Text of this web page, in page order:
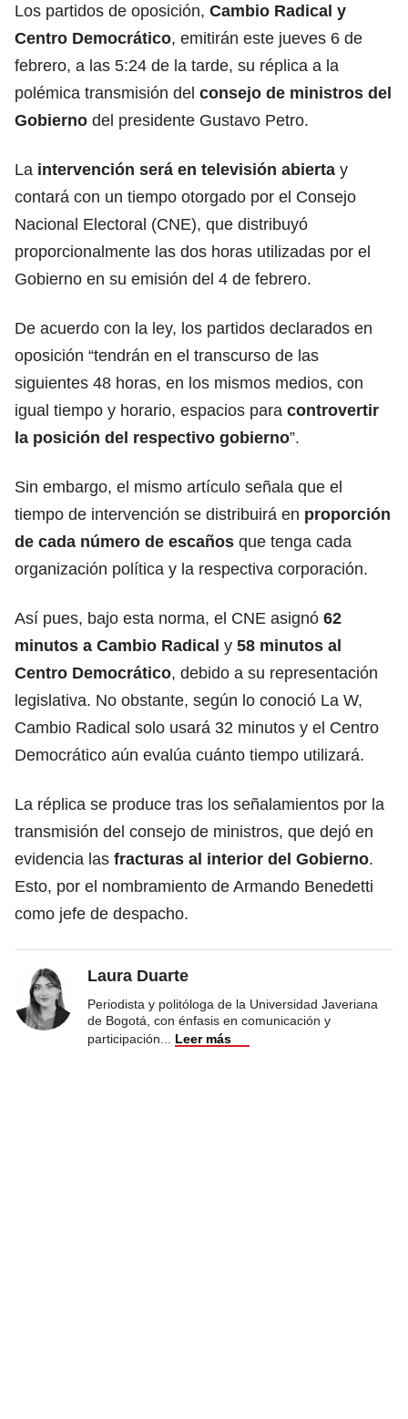
Los partidos de oposición, Cambio Radical y
Centro Democrático, emitirán este jueves 6 de
febrero, a las 5:24 de la tarde, su réplica a la
polémica transmisión del consejo de ministros del
Gobierno del presidente Gustavo Petro.
La intervención será en televisión abierta y
contará con un tiempo otorgado por el Consejo
Nacional Electoral (CNE), que distribuyó
proporcionalmente las dos horas utilizadas por el
Gobierno en su emisión del 4 de febrero.
De acuerdo con la ley, los partidos declarados en
oposición “tendrán en el transcurso de las
siguientes 48 horas, en los mismos medios, con
igual tiempo y horario, espacios para controvertir
la posición del respectivo gobierno”.
Sin embargo, el mismo artículo señala que el
tiempo de intervención se distribuirá en proporción
de cada número de escaños que tenga cada
organización política y la respectiva corporación.
Así pues, bajo esta norma, el CNE asignó 62
minutos a Cambio Radical y 58 minutos al
Centro Democrático, debido a su representación
legislativa. No obstante, según lo conoció La W,
Cambio Radical solo usará 32 minutos y el Centro
Democrático aún evalúa cuánto tiempo utilizará.
La réplica se produce tras los señalamientos por la
transmisión del consejo de ministros, que dejó en
evidencia las fracturas al interior del Gobierno.
Esto, por el nombramiento de Armando Benedetti
como jefe de despacho.
Laura Duarte
Periodista y politóloga de la Universidad Javeriana
de Bogotá, con énfasis en comunicación y
participación
Leer más